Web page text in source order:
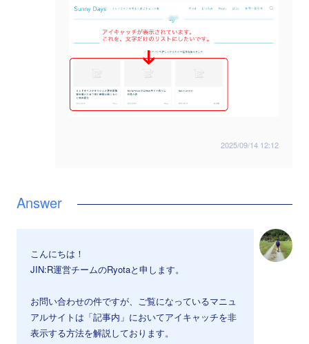
2025/09/14 12:12
こんにちは！
JIN:R運営チームのRyotaと申します。
お問い合わせの件ですが、ご覧になっているマニュ
アルサイトは「記事内」においてアイキャッチを非
表示する方法を解説しております。